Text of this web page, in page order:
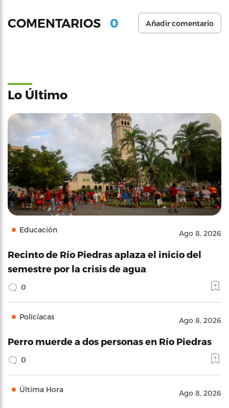
COMENTARIOS 0 Añadir comentario
Lo Último
Educación Ago 8, 2026
Recinto de Río Piedras aplaza el inicio del
semestre por la crisis de agua
0
Policíacas Ago 8, 2026
Perro muerde a dos personas en Río Piedras
0
Última Hora Ago 8, 2026